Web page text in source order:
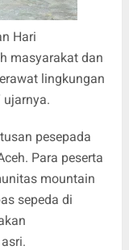
Hari
masyarakat dan
lingkungan
ujarnya.
pesepada
Para peserta
mountain
sepeda di